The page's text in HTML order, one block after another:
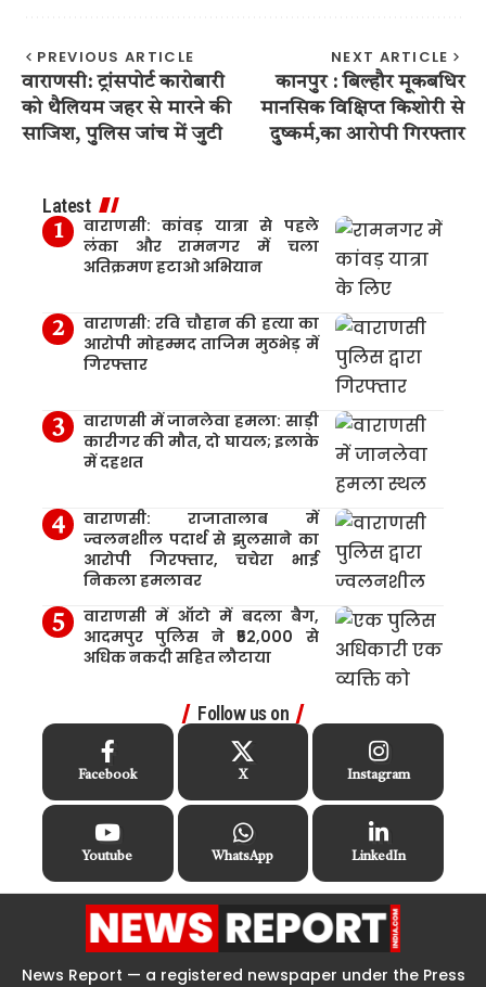
PREVIOUS ARTICLE
वाराणसी: ट्रांसपोर्ट कारोबारी
को थैलियम जहर से मारने की
साजिश, पुलिस जांच में जुटी
NEXT ARTICLE
कानपुर : बिल्हौर मूकबधिर
मानसिक विक्षिप्त किशोरी से
दुष्कर्म,का आरोपी गिरफ्तार
Latest
वाराणसी: कांवड़ यात्रा से पहले
लंका और रामनगर में चला
अतिक्रमण हटाओ अभियान
वाराणसी: रवि चौहान की हत्या का
आरोपी मोहम्मद ताजिम मुठभेड़ में
गिरफ्तार
वाराणसी में जानलेवा हमला: साड़ी
कारीगर की मौत, दो घायल; इलाके
में दहशत
वाराणसी: राजातालाब में
ज्वलनशील पदार्थ से झुलसाने का
आरोपी गिरफ्तार, चचेरा भाई
निकला हमलावर
वाराणसी में ऑटो में बदला बैग,
आदमपुर पुलिस ने ₹52,000 से
अधिक नकदी सहित लौटाया
Follow us on
Facebook X Instagram
Youtube WhatsApp LinkedIn
News Report — a registered newspaper under the Press